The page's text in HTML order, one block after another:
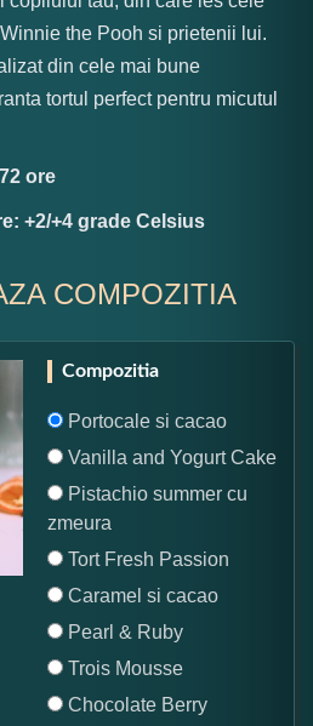
the Pooh si prietenii lui.
din cele mai bune
tortul perfect pentru micutul
ore
+2/+4 grade Celsius
COMPOZITIA
Compozitia
Portocale si cacao
Vanilla and Yogurt Cake
Pistachio summer cu
zmeura
Tort Fresh Passion
Caramel si cacao
Pearl & Ruby
Trois Mousse
Chocolate Berry